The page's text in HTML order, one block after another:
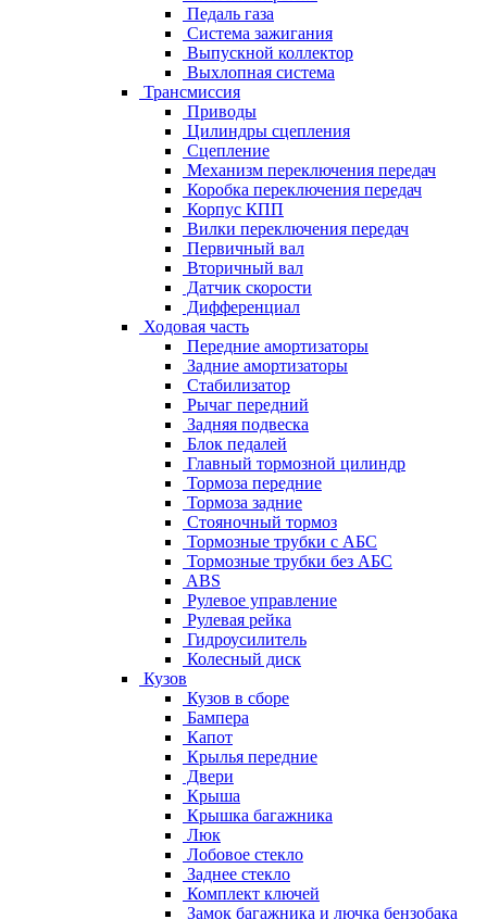
Педаль газа
Система зажигания
Выпускной коллектор
Выхлопная система
Трансмиссия
Приводы
Цилиндры сцепления
Сцепление
Механизм переключения передач
Коробка переключения передач
Корпус КПП
Вилки переключения передач
Первичный вал
Вторичный вал
Датчик скорости
Дифференциал
Ходовая часть
Передние амортизаторы
Задние амортизаторы
Стабилизатор
Рычаг передний
Задняя подвеска
Блок педалей
Главный тормозной цилиндр
Тормоза передние
Тормоза задние
Стояночный тормоз
Тормозные трубки с АБС
Тормозные трубки без АБС
ABS
Рулевое управление
Рулевая рейка
Гидроусилитель
Колесный диск
Кузов
Кузов в сборе
Бампера
Капот
Крылья передние
Двери
Крыша
Крышка багажника
Люк
Лобовое стекло
Заднее стекло
Комплект ключей
Замок багажника и лючка бензобака